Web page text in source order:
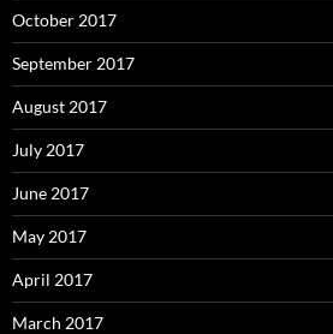
October 2017
September 2017
August 2017
July 2017
June 2017
May 2017
April 2017
March 2017